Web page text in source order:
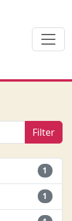
Filter
1
1